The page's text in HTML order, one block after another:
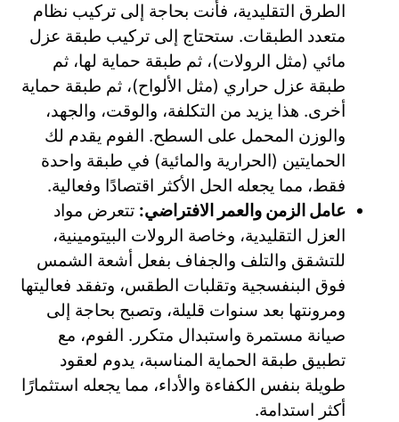
الطرق التقليدية، فأنت بحاجة إلى تركيب نظام
متعدد الطبقات. ستحتاج إلى تركيب طبقة عزل
مائي (مثل الرولات)، ثم طبقة حماية لها، ثم
طبقة عزل حراري (مثل الألواح)، ثم طبقة حماية
أخرى. هذا يزيد من التكلفة، والوقت، والجهد،
والوزن المحمل على السطح. الفوم يقدم لك
الحمايتين (الحرارية والمائية) في طبقة واحدة
فقط، مما يجعله الحل الأكثر اقتصادًا وفعالية.
عامل الزمن والعمر الافتراضي: تتعرض مواد
العزل التقليدية، وخاصة الرولات البيتومينية،
للتشقق والتلف والجفاف بفعل أشعة الشمس
فوق البنفسجية وتقلبات الطقس، وتفقد فعاليتها
ومرونتها بعد سنوات قليلة، وتصبح بحاجة إلى
صيانة مستمرة واستبدال متكرر. الفوم، مع
تطبيق طبقة الحماية المناسبة، يدوم لعقود
طويلة بنفس الكفاءة والأداء، مما يجعله استثمارًا
أكثر استدامة.